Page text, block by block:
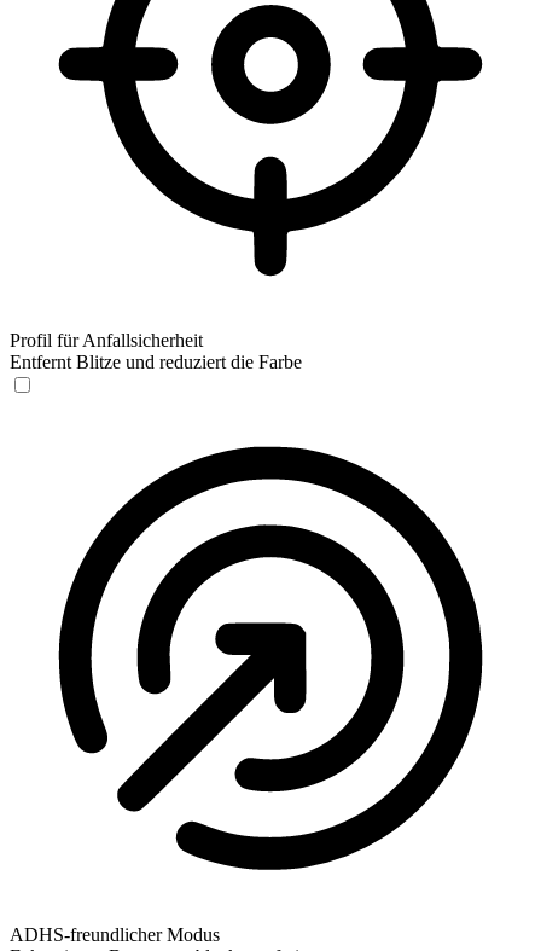
Profil für Anfallsicherheit
Entfernt Blitze und reduziert die Farbe
ADHS-freundlicher Modus